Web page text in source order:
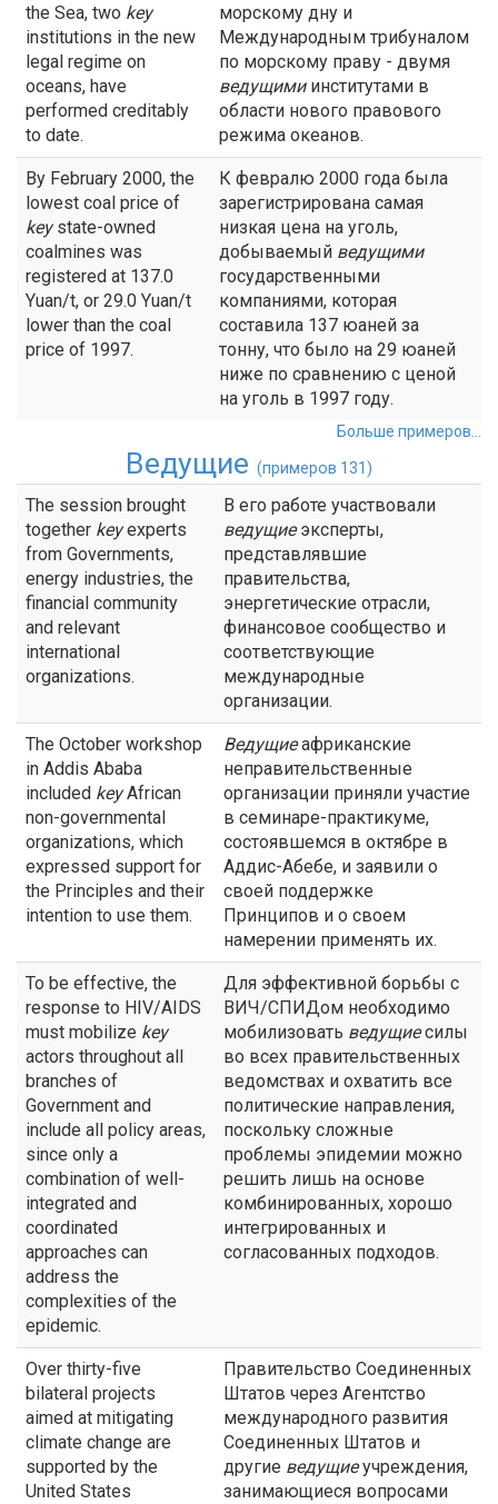
the Sea, two key
institutions in the new
legal regime on
oceans, have
performed creditably
to date.
морскому дну и
Международным трибуналом
по морскому праву - двумя
ведущимиинститутами в
области нового правового
режима океанов.
By February 2000, the
lowest coal price of
keystate-owned
coalmines was
registered at 137.0
Yuan/t, or 29.0 Yuan/t
lower than the coal
price of 1997.
К февралю 2000 года была
зарегистрирована самая
низкая цена на уголь,
добываемый ведущими
государственными
компаниями, которая
составила 137 юаней за
тонну, что было на 29 юаней
ниже по сравнению с ценой
на уголь в 1997 году.
Больше примеров...
Ведущие (примеров 131)
The session brought
together keyexperts
from Governments,
energy industries, the
financial community
and relevant
international
organizations.
В его работе участвовали
ведущиеэксперты,
представлявшие
правительства,
энергетические отрасли,
финансовое сообщество и
соответствующие
международные
организации.
The October workshop
in Addis Ababa
included keyAfrican
non-governmental
organizations, which
expressed support for
the Principles and their
intention to use them.
Ведущиеафриканские
неправительственные
организации приняли участие
в семинаре-практикуме,
состоявшемся в октябре в
Аддис-Абебе, и заявили о
своей поддержке
Принципов и о своем
намерении применять их.
To be effective, the
response to HIV/AIDS
must mobilize key
actors throughout all
branches of
Government and
include all policy areas,
since only a
combination of well-
integrated and
coordinated
approaches can
address the
complexities of the
epidemic.
Для эффективной борьбы с
ВИЧ/СПИДом необходимо
мобилизовать ведущиесилы
во всех правительственных
ведомствах и охватить все
политические направления,
поскольку сложные
проблемы эпидемии можно
решить лишь на основе
комбинированных, хорошо
интегрированных и
согласованных подходов.
Over thirty-five
bilateral projects
aimed at mitigating
climate change are
supported by the
United States
Правительство Соединенных
Штатов через Агентство
международного развития
Соединенных Штатов и
другие ведущиеучреждения,
занимающиеся вопросами